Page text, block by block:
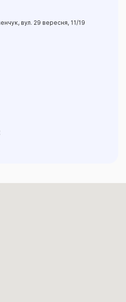
вул. 29 вересня, 11/19